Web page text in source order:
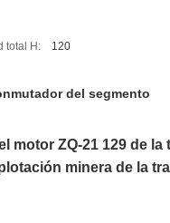
total H: 120
del segmento
motor ZQ-21 129 de
minera de la